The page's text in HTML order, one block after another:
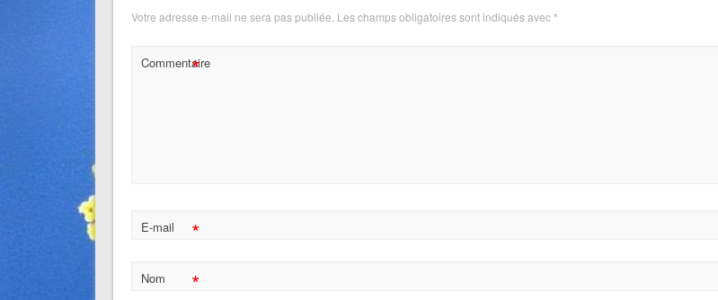
Votre adresse e-mail ne sera pas publiée. Les champs obligatoires sont indiqués avec*
Commentaire
*
E-mail *
Nom *